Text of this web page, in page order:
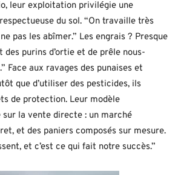
leur exploitation privilégie une
du sol. “On travaille très
pas les abîmer.” Les engrais ? Presque
purins d’ortie et de prêle nous-
Face aux ravages des punaises et
que d’utiliser des pesticides, ils
de protection. Leur modèle
sur la vente directe : un marché
et des paniers composés sur mesure.
et c’est ce qui fait notre succès.”